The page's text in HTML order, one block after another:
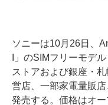
ソニーは10月26日、
I」のSIMフリーモデ
ストアおよび銀座・
営店、一部家電量販
発売する。価格はオ